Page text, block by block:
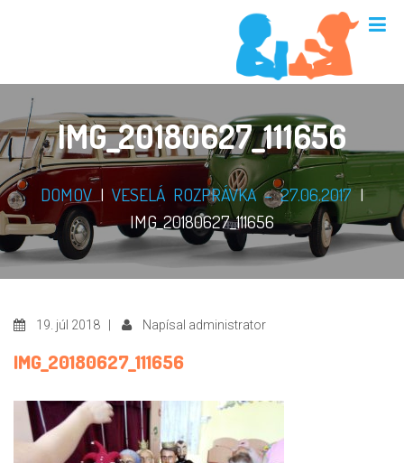
IMG_20180627_111656
DOMOV| VESELÁ ROZPRÁVKA – 27.06.2017 |
IMG_20180627_111656
19. júl 2018 | Napísal administrator
IMG_20180627_111656